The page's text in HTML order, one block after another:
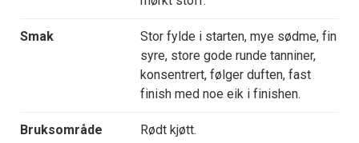
Smak
Stor fylde i starten, mye sødme, fin
syre, store gode runde tanniner,
konsentrert, følger duften, fast
finish med noe eik i finishen.
Bruksområde Rødt kjøtt.